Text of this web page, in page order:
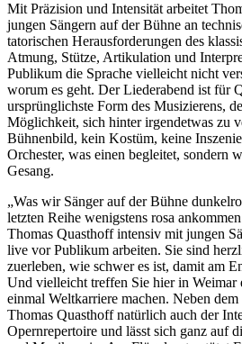
Mit Präzision und Intensität arbeitet
jungen Sängern auf der Bühne an
tatorischen Herausforderungen des
Atmung, Stütze, Artikulation und
Publikum die Sprache vielleicht nicht
worum es geht. Der Liederabend ist für
ursprünglichste Form des Musizierens,
Möglichkeit, sich hinter irgendetwas zu
Bühnenbild, kein Kostüm, keine
Orchester, was einen begleitet, sondern
Gesang.
„Was wir Sänger auf der Bühne
letzten Reihe wenigstens rosa
Thomas Quasthoff intensiv mit jungen
live vor Publikum ­arbeiten. Sie sind
zuerleben, wie schwer es ist, damit am
Und vielleicht treffen Sie hier in Weimar
einmal Weltkarriere machen. Neben
Thomas Quasthoff natürlich auch der
Opernrepertoire und lässt sich ganz auf